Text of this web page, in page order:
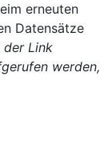
erneuten
Datensätze
der Link
werden,